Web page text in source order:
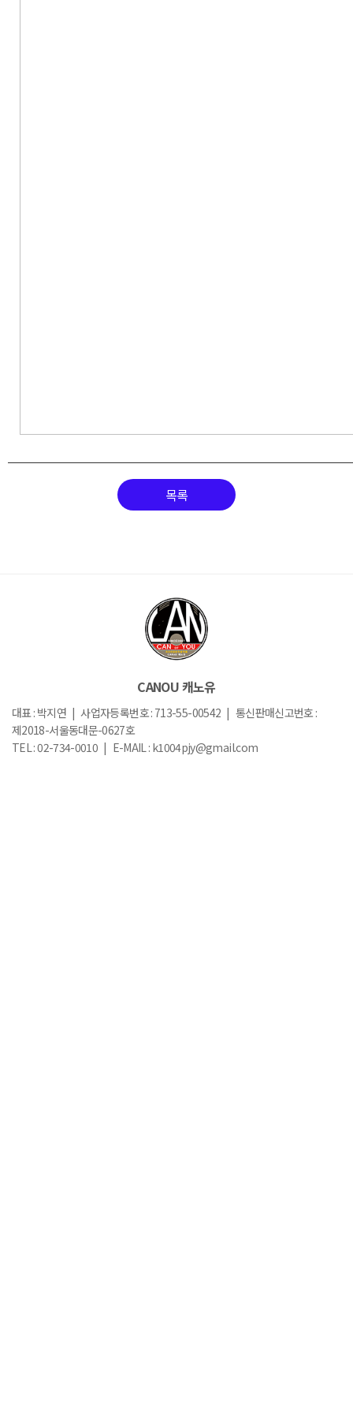
목록
CANOU 캐노유
대표 : 박지연 | 사업자등록번호 : 713-55-00542 | 통신판매신고번호 :
제2018-서울동대문-0627호
TEL : 02-734-0010 | E-MAIL : k1004pjy@gmail.com